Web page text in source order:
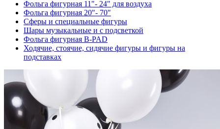
Фольга фигурная 11"- 24" для воздуха
Фольга фигурная 20"- 70"
Сферы и специальные фигуры
Шары музыкальные и с подсветкой
Фольга фигурная B-PAD
Ходячие, стоячие, сидячие фигуры и фигуры на
подставках